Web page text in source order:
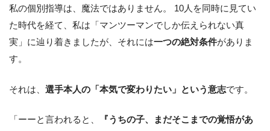
私の個別指導は、魔法ではありません。 10人を同時に見てい
た時代を経て、私は「マンツーマンでしか伝えられない真
実」に辿り着きましたが、それには一つの絶対条件がありま
す。
それは、 選手本人の「本気で変わりたい」という意志です。
「ーーと言われると、
『うちの子、まだそこまでの覚悟があ